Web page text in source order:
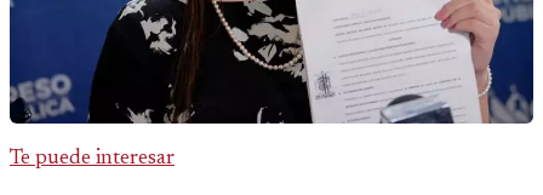
Te puede interesar